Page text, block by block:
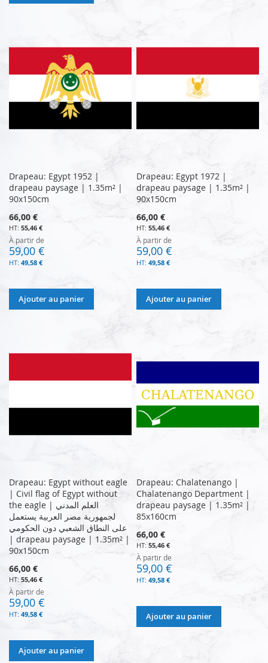
Drapeau: Egypt 1952 |
drapeau paysage | 1.35m² |
90x150cm
66,00 €
55,46 €
À partir de
59,00 €
49,58 €
Ajouter au panier
Drapeau: Egypt 1972 |
drapeau paysage | 1.35m² |
90x150cm
66,00 €
55,46 €
À partir de
59,00 €
49,58 €
Ajouter au panier
Drapeau: Egypt without eagle
| Civil flag of Egypt without
the eagle | العلم المدني
لجمهورية مصر العربية يستعمل
على النطاق الشعبي دون الحكومي
| drapeau paysage | 1.35m² |
90x150cm
66,00 €
55,46 €
À partir de
59,00 €
49,58 €
Ajouter au panier
Drapeau: Chalatenango |
Chalatenango Department |
drapeau paysage | 1.35m² |
85x160cm
66,00 €
55,46 €
À partir de
59,00 €
49,58 €
Ajouter au panier